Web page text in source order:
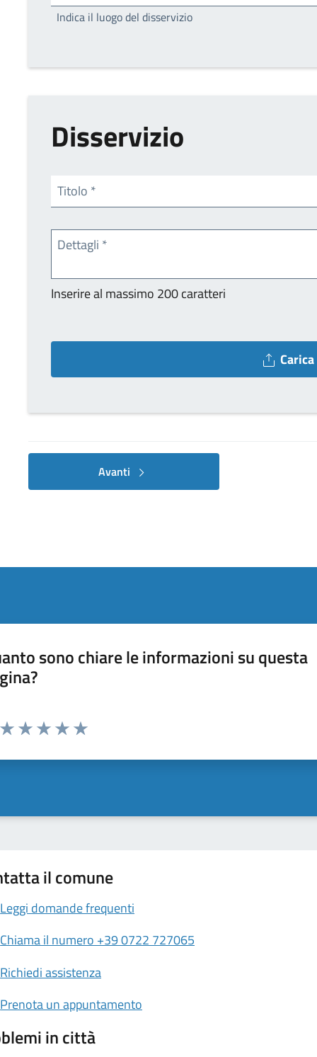
Indica il luogo del disservizio
Disservizio
Titolo *
Dettagli *
Inserire al massimo 200 caratteri
Avanti
sono chiare le informazioni su questa
Valuta da 1 a 5 stelle la pagina
il comune
Leggi domande frequenti
Chiama il numero +39 0722 727065
Richiedi assistenza
Prenota un appuntamento
in città